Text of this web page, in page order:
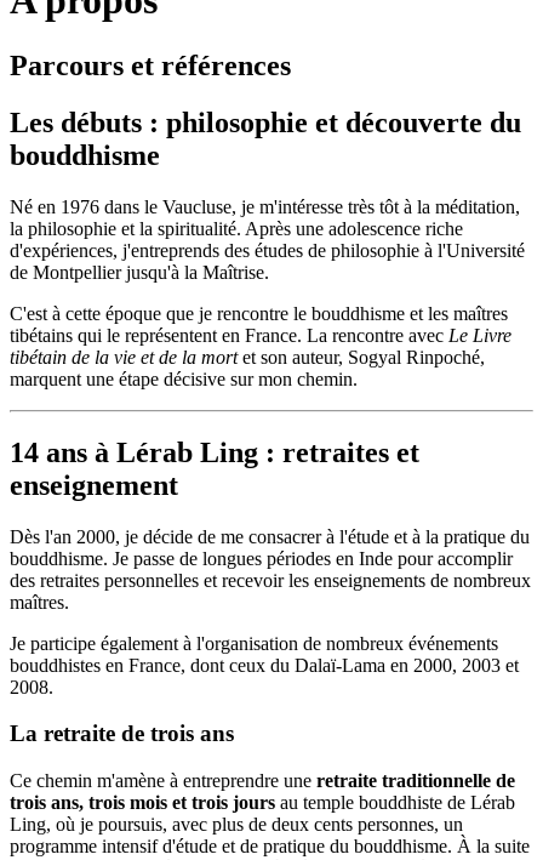
Parcours et références
Les débuts : philosophie et découverte du
bouddhisme
Né en 1976 dans le Vaucluse, je m'intéresse très tôt à la méditation,
la philosophie et la spiritualité. Après une adolescence riche
d'expériences, j'entreprends des études de philosophie à l'Université
de Montpellier jusqu'à la Maîtrise.
C'est à cette époque que je rencontre le bouddhisme et les maîtres
tibétains qui le représentent en France. La rencontre avec Le Livre
tibétain de la vie et de la mortet son auteur, Sogyal Rinpoché,
marquent une étape décisive sur mon chemin.
14 ans à Lérab Ling : retraites et
enseignement
Dès l'an 2000, je décide de me consacrer à l'étude et à la pratique du
bouddhisme. Je passe de longues périodes en Inde pour accomplir
des retraites personnelles et recevoir les enseignements de nombreux
maîtres.
Je participe également à l'organisation de nombreux événements
bouddhistes en France, dont ceux du Dalaï-Lama en 2000, 2003 et
2008.
La retraite de trois ans
Ce chemin m'amène à entreprendre une retraite traditionnelle de
trois ans, trois mois et trois jours au temple bouddhiste de Lérab
Ling, où je poursuis, avec plus de deux cents personnes, un
programme intensif d'étude et de pratique du bouddhisme. À la suite